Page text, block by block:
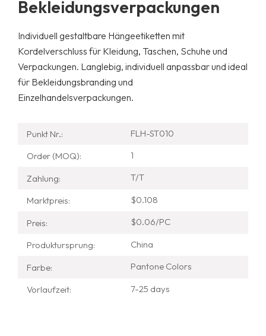
Bekleidungsverpackungen
Individuell gestaltbare Hängeetiketten mit
Kordelverschluss für Kleidung, Taschen, Schuhe und
Verpackungen. Langlebig, individuell anpassbar und ideal
für Bekleidungsbranding und
Einzelhandelsverpackungen.
Punkt Nr.: FLH-ST010
Order (MOQ): 1
Zahlung: T/T
Marktpreis: $0.108
Preis: $0.06/PC
Produktursprung: China
Farbe: Pantone Colors
Vorlaufzeit: 7-25 days